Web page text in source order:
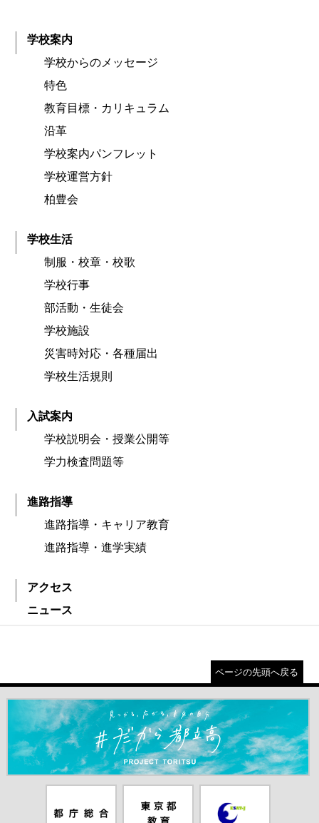
学校案内
学校からのメッセージ
特色
教育目標・カリキュラム
沿革
学校案内パンフレット
学校運営方針
柏豊会
学校生活
制服・校章・校歌
学校行事
部活動・生徒会
学校施設
災害時対応・各種届出
学校生活規則
入試案内
学校説明会・授業公開等
学力検査問題等
進路指導
進路指導・キャリア教育
進路指導・進学実績
アクセス
ニュース
ページの先頭へ戻る
＃だから都立高（別ウインドウが開きます）
ムページ（別
員会（別ウイ
ピーキングテ